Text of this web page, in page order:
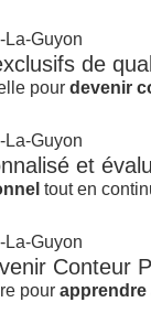
de
pour devenir
et
tout en
Conteur
pour apprendre